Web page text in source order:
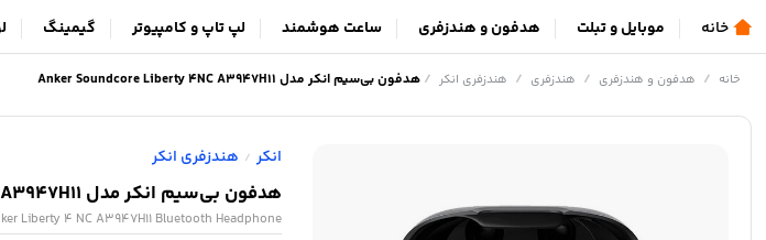
خانه موبايل و تبلت هدفون و هندزفری ساعت هوشمند لپ تاپ و کامپیوتر گیمینگ
خانه / هدفون و هندزفری / هندزفری / هندزفری انکر /هدفون بی‌سیم انکر مدل Anker Soundcore Liberty 4NC A3947H11
انکر / هندزفری انکر
هدفون بی‌سیم انکر مدل Anker Soundcore Liberty 4NC A3947H11
Liberty 4 NC A3947H11 Bluetooth Headphone